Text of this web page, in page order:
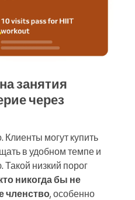
занятия
через
могут купить
в удобном темпе и
Такой низкий порог
никогда бы не
членство, особенно